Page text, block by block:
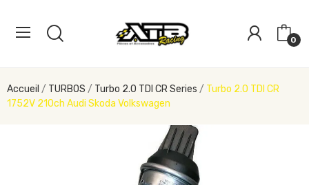
0
Accueil TURBOS Turbo 2.0 TDI CR Series
Turbo 2.0 TDI CR
1752V 210ch Audi Skoda Volkswagen